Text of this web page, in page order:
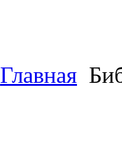
Главная